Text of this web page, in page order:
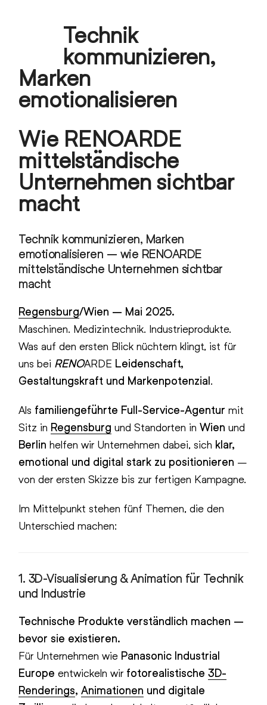
menu
menu
Technik
kommunizieren,
Marken
emotionalisieren
Wie RENOARDE
mittelständische
Unternehmen sichtbar
macht
Technik kommunizieren, Marken
emotionalisieren – wie RENOARDE
mittelständische Unternehmen sichtbar
macht
Regensburg/Wien – Mai 2025.
Maschinen. Medizintechnik. Industrieprodukte.
Was auf den ersten Blick nüchtern klingt, ist für
uns bei RENOARDE Leidenschaft,
Gestaltungskraft und Markenpotenzial.
Als familiengeführte Full-Service-Agentur mit
Sitz in Regensburg und Standorten inWien und
Berlin helfen wir Unternehmen dabei, sich klar,
emotional und digital stark zu positionieren –
von der ersten Skizze bis zur fertigen Kampagne.
Im Mittelpunkt stehen fünf Themen, die den
Unterschied machen:
1. 3D-Visualisierung & Animation für Technik
und Industrie
Technische Produkte verständlich machen –
bevor sie existieren.
Für Unternehmen wie Panasonic Industrial
Europe entwickeln wir fotorealistische3D-
Renderings,Animationen und digitale